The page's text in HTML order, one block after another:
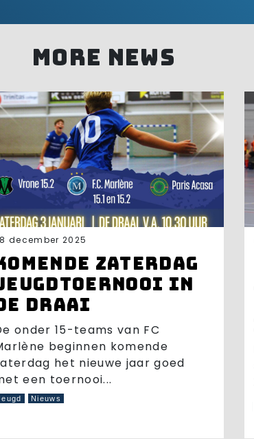
MORE NEWS
december 2025
zaterdag
in
Draai
onder 15-teams van FC
beginnen komende
het nieuwe jaar goed
een toernooi...
Nieuws